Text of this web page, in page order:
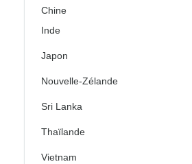
Chine
Inde
Japon
Nouvelle-Zélande
Sri Lanka
Thaïlande
Vietnam